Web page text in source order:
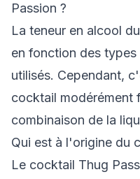
Passion ?
La teneur en alcool
en fonction des
utilisés. Cependant,
cocktail modérément
combinaison de la
Qui est à l'origine du
Le cocktail Thug